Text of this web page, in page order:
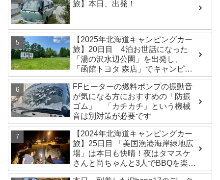
旅】本日、出発！
【2025年北海道キャンピングカー
旅】20日目 4泊お世話になった
「湯の沢水辺公園」を出発し、
「函館トヨタ 森店」でキャンピン
グカーのオイル交換完了！今日は
伊達市の「徳舜瞥山麓キャンプ
場」へ
FFヒーターの燃料ポンプの振動音
が気になる方におすすめの「防振
ゴム」 「カチカチ」という機械
音は別対策が必要です
【2024年北海道キャンピングカー
旅】25日目 「美国漁港海岸緑地広
場」は本日も快晴！夜はタマスケ
さんと尚ちゃんと3人でBBQを楽し
みました♪